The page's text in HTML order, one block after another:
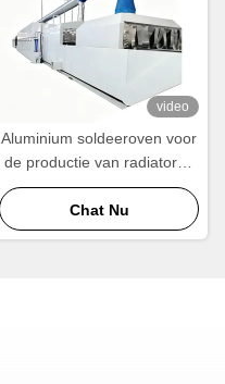
video
Aluminium soldeeroven voor
de productie van radiatoren
en warmtewisselaars
Chat Nu